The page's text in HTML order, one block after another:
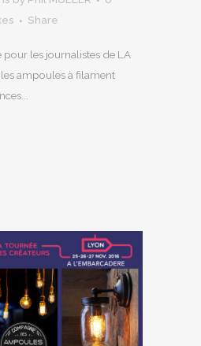
Share
pour les journalistes de LA
les ampoules à filament